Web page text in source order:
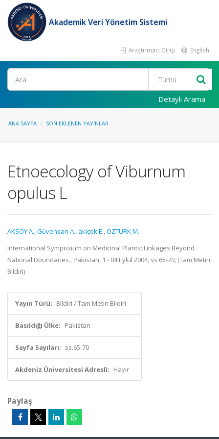
Akademik Veri Yönetim Sistemi
Araştırmacı Girişi English
Ara
Detaylı Arama
ANA SAYFA SON EKLENEN YAYINLAR
Etnoecology of Viburnum
opulus L
AKSOY A.,Güvensan A., akiçek E.,ÖZTÜRK M.
International Symposium on Medicinal Plants: Linkages Beyond
National Doundaries., Pakistan, 1 - 04 Eylül 2004, ss.65-70, (Tam Metin
Bildiri)
Yayın Türü: Bildiri / Tam Metin Bildiri
Basıldığı Ülke: Pakistan
Sayfa Sayıları: ss.65-70
Akdeniz Üniversitesi Adresli: Hayır
Paylaş